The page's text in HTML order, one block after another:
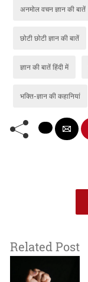
अनमोल वचन ज्ञान की बातें
छोटी छोटी ज्ञान की बातें
ज्ञान की बातें हिंदी में
भक्ति-ज्ञान की कहानियां
Related Post